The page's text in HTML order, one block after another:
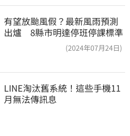
有望放颱風假？最新風雨預測
出爐 8縣市明達停班停課標準
(2024年07月24日)
LINE淘汰舊系統！這些手機11
月無法傳訊息